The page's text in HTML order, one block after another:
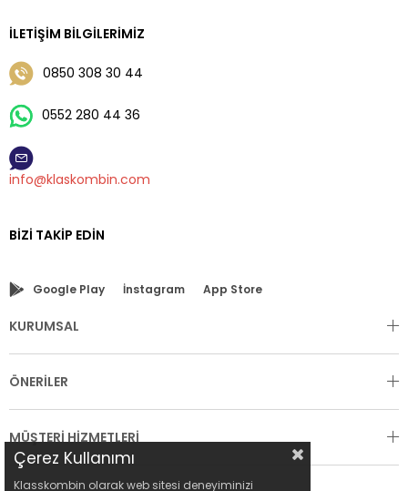
İLETIŞIM BILGILERIMIZ
0850 308 30 44
0552 280 44 36
info@klaskombin.com
BIZI TAKIP EDIN
Google Play İnstagram App Store
KURUMSAL
ÖNERİLER
MÜŞTERİ HİZMETLERİ
Çerez Kullanımı
Klasskombin olarak web sitesi deneyiminizi